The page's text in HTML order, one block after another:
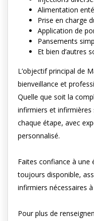
Alimentation
Prise en charge
Application de
Pansements
Et bien d’autres
L’objectif principal de
bienveillance et
Quelle que soit la
infirmiers et infirmières
chaque étape, avec
personnalisé.
Faites confiance à
toujours disponible,
infirmiers nécessaires
Pour plus de